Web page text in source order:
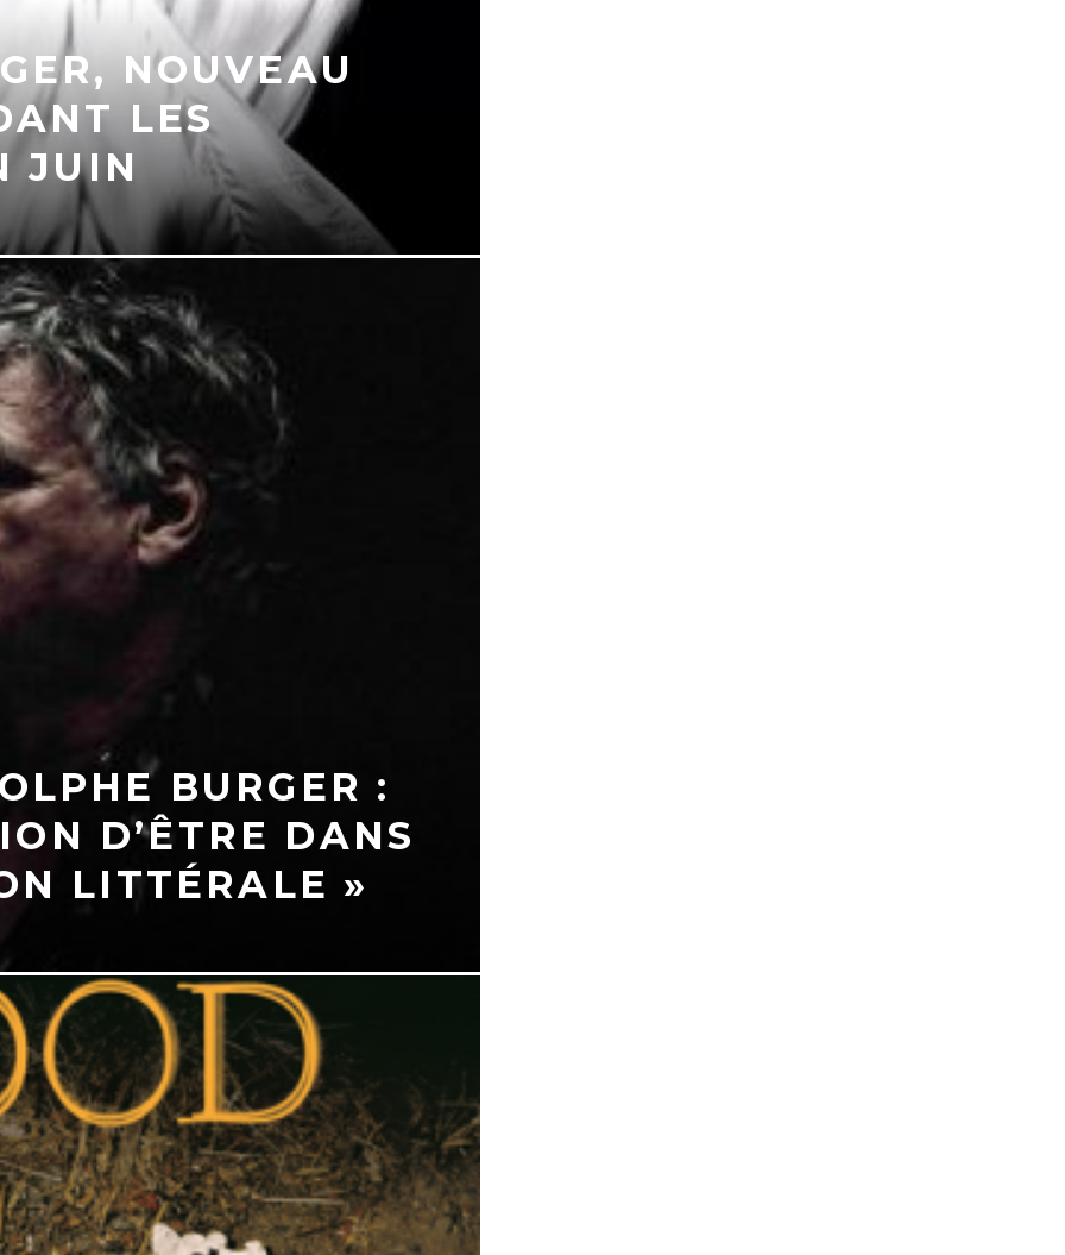
NOUVEAU
LES
JUIN
BURGER :
D’ÊTRE DANS
LITTÉRALE »